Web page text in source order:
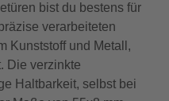
bist du bestens für
verarbeiteten
Kunststoff und Metall,
Die verzinkte
Haltbarkeit, selbst bei